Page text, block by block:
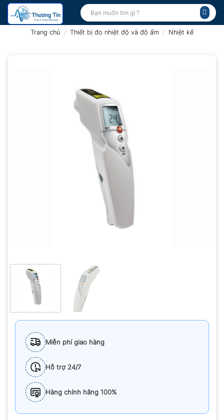
Bỏ
qua
Tìm
kiếm:
Trang chủ / Thiết bị đo nhiệt độ và độ ẩm / Nhiệt kế
Miễn phí giao hàng
Hỗ trợ 24/7
Hàng chính hãng 100%